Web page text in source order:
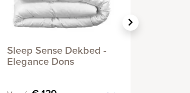
Sleep Sense Dekbed -
Elegance Dons